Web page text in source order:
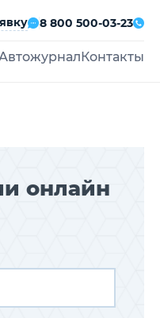
8 800 500-03-23
Контакты
онлайн